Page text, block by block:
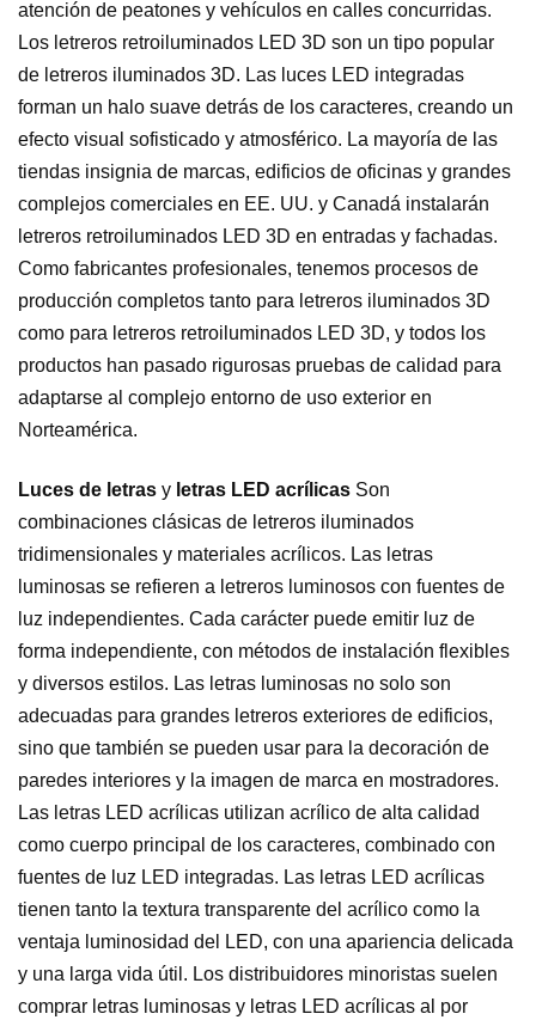
atención de peatones y vehículos en calles concurridas.
Los letreros retroiluminados LED 3D son un tipo popular
de letreros iluminados 3D. Las luces LED integradas
forman un halo suave detrás de los caracteres, creando un
efecto visual sofisticado y atmosférico. La mayoría de las
tiendas insignia de marcas, edificios de oficinas y grandes
complejos comerciales en EE. UU. y Canadá instalarán
letreros retroiluminados LED 3D en entradas y fachadas.
Como fabricantes profesionales, tenemos procesos de
producción completos tanto para letreros iluminados 3D
como para letreros retroiluminados LED 3D, y todos los
productos han pasado rigurosas pruebas de calidad para
adaptarse al complejo entorno de uso exterior en
Norteamérica.
Luces de letras y letras LED acrílicas Son
combinaciones clásicas de letreros iluminados
tridimensionales y materiales acrílicos. Las letras
luminosas se refieren a letreros luminosos con fuentes de
luz independientes. Cada carácter puede emitir luz de
forma independiente, con métodos de instalación flexibles
y diversos estilos. Las letras luminosas no solo son
adecuadas para grandes letreros exteriores de edificios,
sino que también se pueden usar para la decoración de
paredes interiores y la imagen de marca en mostradores.
Las letras LED acrílicas utilizan acrílico de alta calidad
como cuerpo principal de los caracteres, combinado con
fuentes de luz LED integradas. Las letras LED acrílicas
tienen tanto la textura transparente del acrílico como la
ventaja luminosidad del LED, con una apariencia delicada
y una larga vida útil. Los distribuidores minoristas suelen
comprar letras luminosas y letras LED acrílicas al por